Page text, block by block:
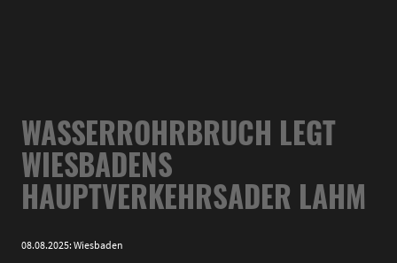
WASSERROHRBRUCH LEGT
WIESBADENS
HAUPTVERKEHRSADER LAHM
08.08.2025: Wiesbaden